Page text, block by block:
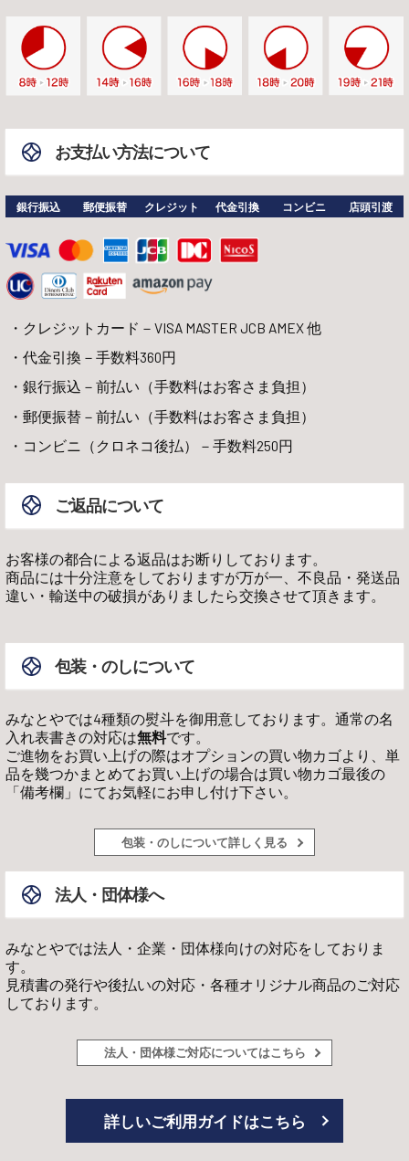
お支払い方法について
銀行振込 郵便振替 クレジット 代金引換 コンビニ 店頭引渡
クレジットカード－VISA MASTER JCB AMEX 他
代金引換－手数料360円
銀行振込－前払い（手数料はお客さま負担）
郵便振替－前払い（手数料はお客さま負担）
コンビニ（クロネコ後払）－手数料250円
ご返品について
お客様の都合による返品はお断りしております。
商品には十分注意をしておりますが万が一、不良品・発送品
違い・輸送中の破損がありましたら交換させて頂きます。
包装・のしについて
みなとやでは4種類の熨斗を御用意しております。通常の名
入れ表書きの対応は無料です。
ご進物をお買い上げの際はオプションの買い物カゴより、単
品を幾つかまとめてお買い上げの場合は買い物カゴ最後の
「備考欄」にてお気軽にお申し付け下さい。
包装・のしについて詳しく見る
法人・団体様へ
みなとやでは法人・企業・団体様向けの対応をしておりま
す。
見積書の発行や後払いの対応・各種オリジナル商品のご対応
しております。
法人・団体様ご対応についてはこちら
詳しいご利用ガイドはこちら